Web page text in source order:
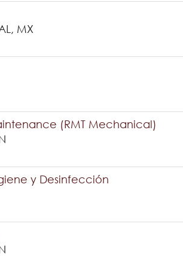
MX
(RMT Mechanical)
y Desinfección